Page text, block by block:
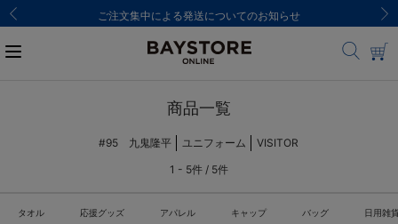
ご注文集中による発送についてのお知らせ
商品一覧
#95 九鬼隆平 ユニフォーム
VISITOR
1 - 5件 / 5件
タオル 応援グッズ アパレル キャップ バッグ 日用雑